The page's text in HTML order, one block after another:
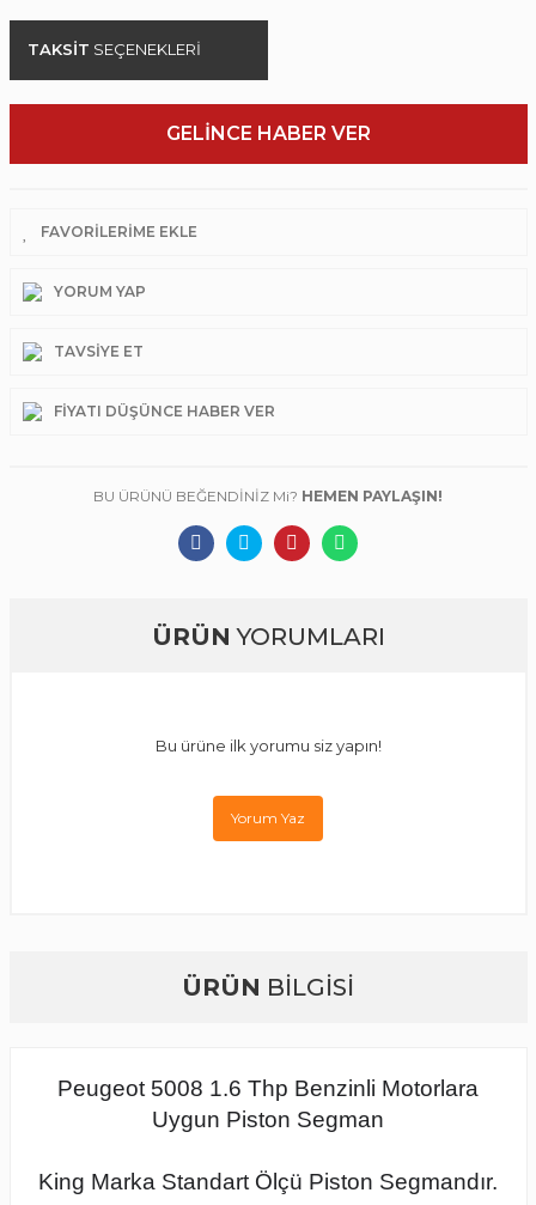
TAKSİT SEÇENEKLERİ
GELİNCE HABER VER
YORUM YAP
TAVSIYE ET
FIYATI DÜŞÜNCE HABER VER
BU ÜRÜNÜ BEĞENDİNİZ Mi? HEMEN PAYLAŞIN!
ÜRÜN YORUMLARI
Bu ürüne ilk yorumu siz yapın!
Yorum Yaz
ÜRÜN BİLGİSİ
Peugeot 5008 1.6 Thp Benzinli Motorlara
Uygun Piston Segman
King Marka Standart Ölçü Piston Segmandır.